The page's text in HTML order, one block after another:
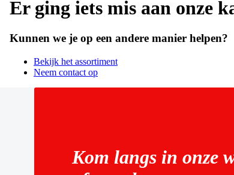
Er ging iets mis aan onze
Kunnen we je op een andere manier helpen?
Bekijk het assortiment
Neem contact op
Kom langs in onze